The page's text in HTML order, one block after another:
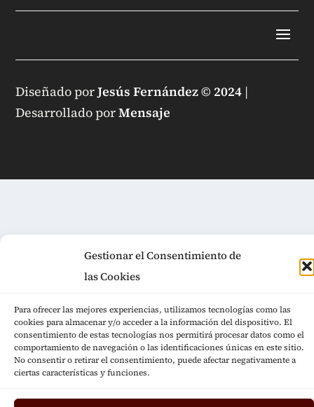
Gestionar el Consentimiento de
las Cookies
Para ofrecer las mejores experiencias, utilizamos tecnologías como las
cookies para almacenar y/o acceder a la información del dispositivo. El
consentimiento de estas tecnologías nos permitirá procesar datos como el
comportamiento de navegación o las identificaciones únicas en este sitio.
No consentir o retirar el consentimiento, puede afectar negativamente a
ciertas características y funciones.
Diseñado porJesús Fernández © 2024 |
Desarrollado porMensaje